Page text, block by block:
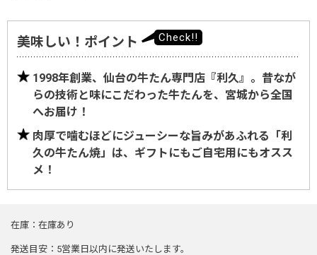
美味しい！ポイント
1998年創業、仙台の牛たん専門店『利久』。昔なが
らの技術と味にこだわった牛たんを、宮城から全国
へお届け！
肉厚で噛むほどにジューシーな旨みがあふれる「利
久の牛たん焼」は、ギフトにもご自宅用にもオスス
メ！
在庫 在庫あり
発送目安 5営業日以内に発送いたします。